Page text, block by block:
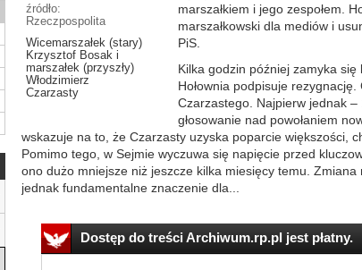
źródło:
Rzeczpospolita
Wicemarszałek (stary)
Krzysztof Bosak i
marszałek (przyszły)
Włodzimierz
Czarzasty
marszałkiem i jego zespołem.
marszałkowski dla mediów i
PiS.
Kilka godzin później zamyka
Hołownia podpisuje
Czarzastego. Najpierw jednak –
głosowanie nad powołaniem
wskazuje na to, że Czarzasty uzyska poparcie większości,
Pomimo tego, w Sejmie wyczuwa się napięcie przed
ono dużo mniejsze niż jeszcze kilka miesięcy temu. Zmiana
jednak fundamentalne znaczenie dla...
Dostęp do treści Archiwum.rp.pl jest płatny.